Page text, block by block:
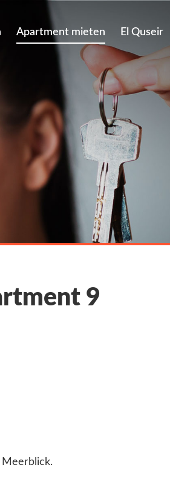
Apartment mieten El Quseir
9
Meerblick.